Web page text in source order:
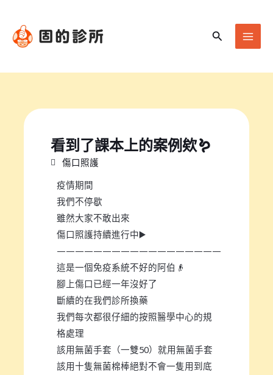
內
搜
看到了課本上的案例欸🪱
傷口照護
疫情期間
我們不停歇
雖然大家不敢出來
傷口照護持續進行中▶️
——————————————————
這是一個免疫系統不好的阿伯👴
腳上傷口已經一年沒好了
斷續的在我們診所換藥
我們每次都很仔細的按照醫學中心的規
格處理
該用無菌手套（一雙50）就用無菌手套
該用十隻無菌棉棒絕對不會一隻用到底